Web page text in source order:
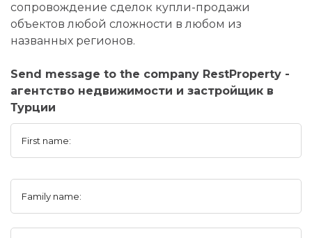
сопровождение сделок купли-продажи
объектов любой сложности в любом из
названных регионов.
Send message to the company RestProperty -
агентство недвижимости и застройщик в
Турции
First name:
Family name: